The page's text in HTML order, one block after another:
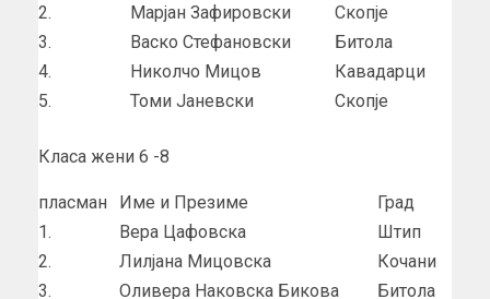
2.
Марјан Зафировски
Скопје
3.
Васко Стефановски
Битола
4.
Николчо Мицов
Кавадарци
5.
Томи Јаневски Скопје
Класа жени 6 -8
пласман Име и Презиме
Град
1.
Вера Цафовска
Штип
2.
Лилјана Мицовска
Кочани
3.
Оливера Наковска Бикова
Битола